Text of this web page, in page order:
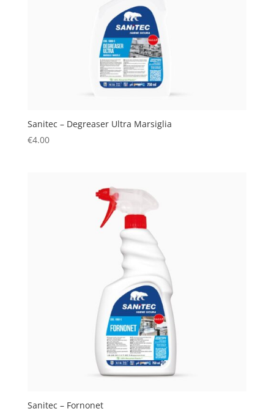
Sanitec – Degreaser Ultra Marsiglia
€4.00
Sanitec – Fornonet